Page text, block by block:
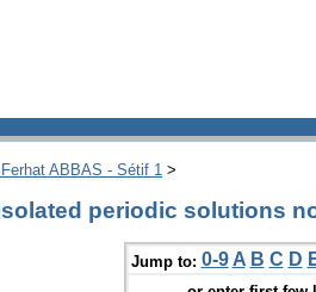
ABBAS - Sétif 1 >
periodic solutions
Jump to: 0-9 A B C D